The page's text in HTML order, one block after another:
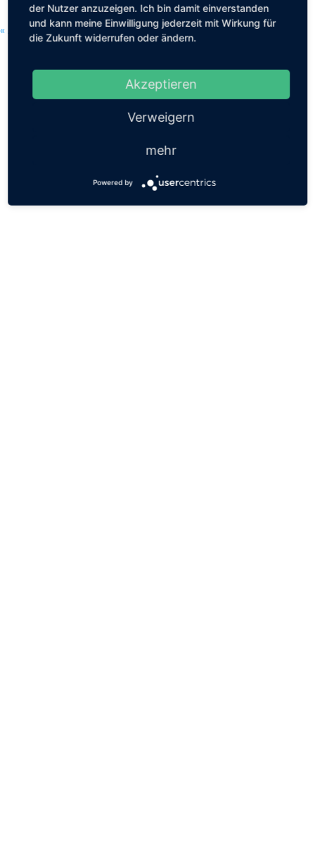
« Ältere Einträge
der Nutzer anzuzeigen. Ich bin damit einverstanden
und kann meine Einwilligung jederzeit mit Wirkung für
die Zukunft widerrufen oder ändern.
Akzeptieren
Verweigern
mehr
Powered by